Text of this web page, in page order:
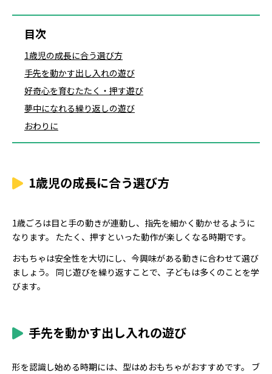
目次
1歳児の成長に合う選び方
手先を動かす出し入れの遊び
好奇心を育むたたく・押す遊び
夢中になれる繰り返しの遊び
おわりに
1歳児の成長に合う選び方
1歳ごろは目と手の動きが連動し、指先を細かく動かせるように
なります。 たたく、押すといった動作が楽しくなる時期です。
おもちゃは安全性を大切にし、今興味がある動きに合わせて選び
ましょう。 同じ遊びを繰り返すことで、子どもは多くのことを学
びます。
手先を動かす出し入れの遊び
形を認識し始める時期には、型はめおもちゃがおすすめです。 ブ